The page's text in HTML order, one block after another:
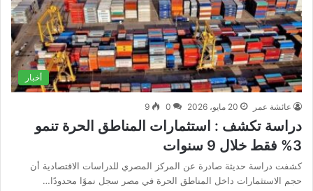
أخبار
عائشة عمر 20 مايو، 2026 0
9
دراسة تكشف : استثمارات المناطق الحرة تنمو
3% فقط خلال 9 سنوات
كشفت دراسة حديثة صادرة عن المركز المصري للدراسات الاقتصادية أن
حجم الاستثمارات داخل المناطق الحرة في مصر سجل نموًا محدودًا…